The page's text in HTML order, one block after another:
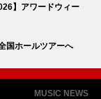
】アワードウィー
国ホールツアーへ
MUSIC NEWS